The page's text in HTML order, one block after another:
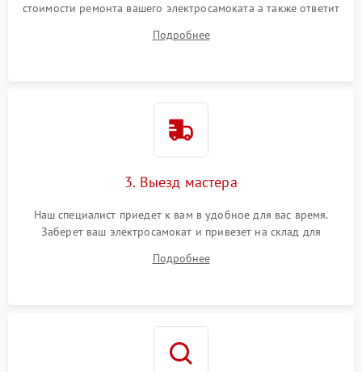
стоимости ремонта вашего электросамоката а также ответит
Подробнее
3. Выезд мастера
Наш специалист приедет к вам в удобное для вас время.
Заберет ваш электросамокат и привезет на склад для
Подробнее